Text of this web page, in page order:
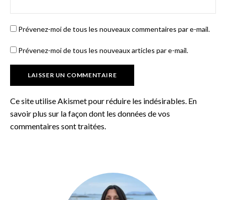
Prévenez-moi de tous les nouveaux commentaires par e-mail.
Prévenez-moi de tous les nouveaux articles par e-mail.
Ce site utilise Akismet pour réduire les indésirables. En
savoir plus sur la façon dont les données de vos
commentaires sont traitées.